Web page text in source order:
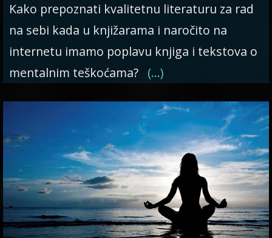
Kako prepoznati kvalitetnu literaturu za rad
na sebi kada u knjižarama i naročito na
internetu imamo poplavu knjiga i tekstova o
mentalnim teškoćama? (…)